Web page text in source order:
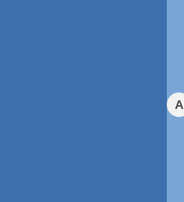
A